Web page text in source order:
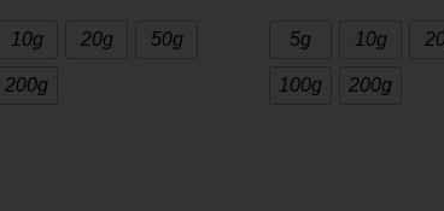
10g 20g 50g
200g
5g 10g
100g 200g